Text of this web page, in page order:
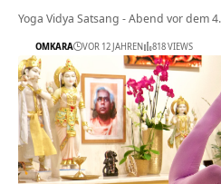
Yoga Vidya Satsang - Abend vor dem
OMKARA VOR 12 JAHREN 818 VIEWS